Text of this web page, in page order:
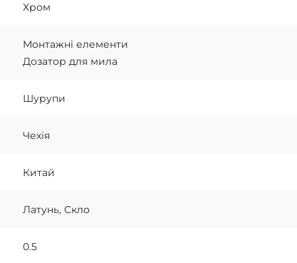
Хром
Монтажні елементи
Дозатор для мила
Шурупи
Чехія
Китай
Латунь, Скло
0.5